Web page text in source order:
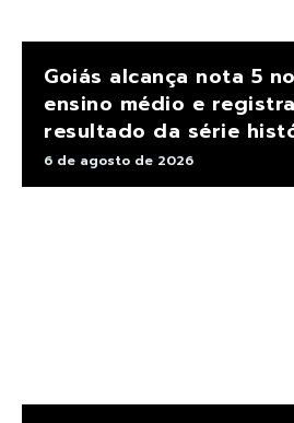
Goiás alcança nota 5
ensino médio e
resultado da série
6 de agosto de 2026